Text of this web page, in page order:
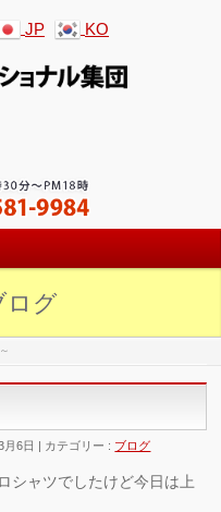
JP KO
ログ
月6日 カテゴリー : ブログ
シャツでしたけど今日は上